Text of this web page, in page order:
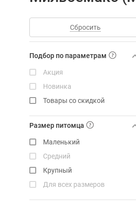
Сбросить
Подбор по параметрам
Акция
Новинка
Товары со скидкой
Размер питомца
Маленький
Средний
Крупный
Для всех размеров